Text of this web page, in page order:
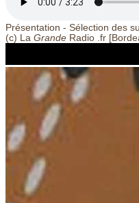
Présentation - Sélection des
(c) La Grande Radio .fr